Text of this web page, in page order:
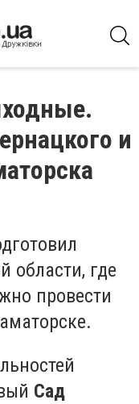
и
области, где
провести
Сад